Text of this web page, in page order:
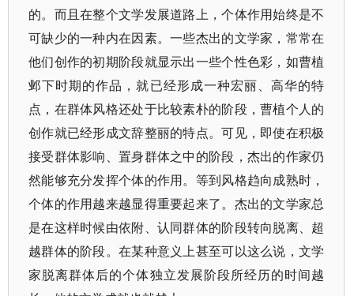
的。而且在整个文学发展道路上，个体作用始终是不
可缺少的一种内在因素。一些杰出的文学家，常常在
他们创作的初期阶段就显示出一些个性色彩，如曹植
邺下时期的作品，就已经形成一种宏丽、高华的特
点，在群体风格还处于比较素朴的阶段，曹植个人的
创作就已经形成文辞整丽的特点。可见，即使在积极
接受群体影响、置身群体之中的阶段，杰出的作家仍
然能够充分发挥个体的作用。等到风格趋向成熟时，
个体的作用越来越显得重要起来了。杰出的文学家总
是在这样时候由依附、认同群体的阶段转向脱离、超
越群体的阶段。在某种意义上甚至可以这么说，文学
家脱离群体后的个体独立发展阶段所经历的时间越